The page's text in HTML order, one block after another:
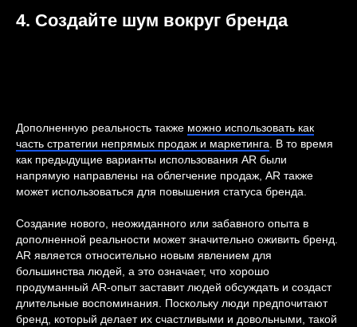
4. Создайте шум вокруг бренда
Дополненную реальность также можно использовать как
часть стратегии непрямых продаж и маркетинга . В то время
как предыдущие варианты использования AR были
напрямую направлены на облегчение продаж, AR также
может использоваться для повышения статуса бренда.
Создание нового, неожиданного или забавного опыта в
дополненной реальности может значительно оживить бренд.
AR является относительно новым явлением для
большинства людей, а это означает, что хорошо
продуманный AR-опыт заставит людей обсуждать и создаст
длительные воспоминания. Поскольку люди предпочитают
бренд, который делает их счастливыми и довольными, такой